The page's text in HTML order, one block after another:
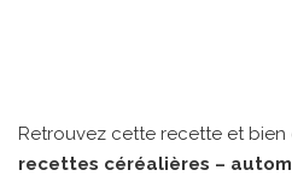
Retrouvez cette recette et bien
recettes céréalières –